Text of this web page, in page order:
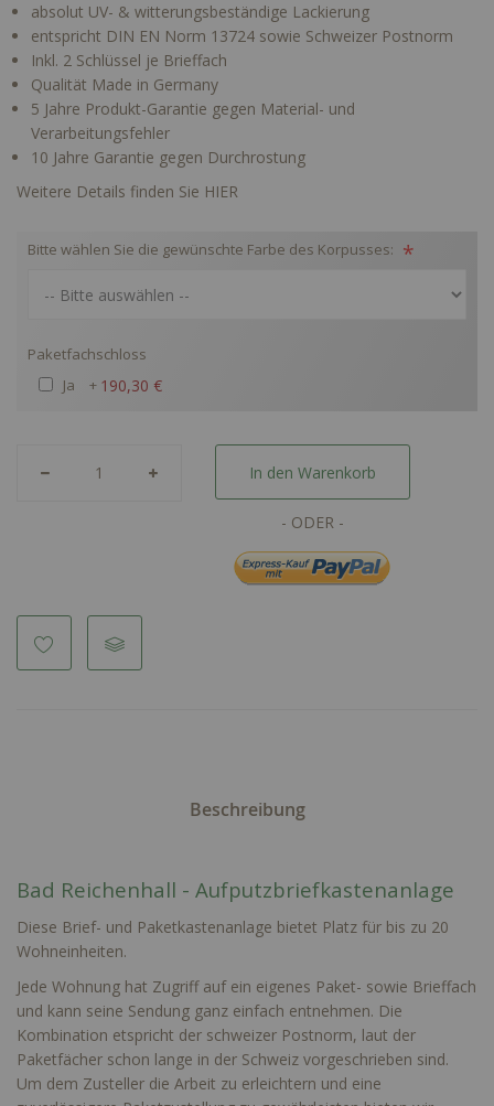
absolut UV- & witterungsbeständige Lackierung
entspricht DIN EN Norm 13724 sowie Schweizer Postnorm
Inkl. 2 Schlüssel je Brieffach
Qualität Made in Germany
5 Jahre Produkt-Garantie gegen Material- und
Verarbeitungsfehler
10 Jahre Garantie gegen Durchrostung
Weitere Details finden Sie HIER
Bitte wählen Sie die gewünschte Farbe des Korpusses:
Paketfachschloss
Ja
+ 190,30 €
In den Warenkorb
Beschreibung
Bad Reichenhall - Aufputzbriefkastenanlage
Diese Brief- und Paketkastenanlage bietet Platz für bis zu 20
Wohneinheiten.
Jede Wohnung hat Zugriff auf ein eigenes Paket- sowie Brieffach
und kann seine Sendung ganz einfach entnehmen. Die
Kombination etspricht der schweizer Postnorm, laut der
Paketfächer schon lange in der Schweiz vorgeschrieben sind.
Um dem Zusteller die Arbeit zu erleichtern und eine